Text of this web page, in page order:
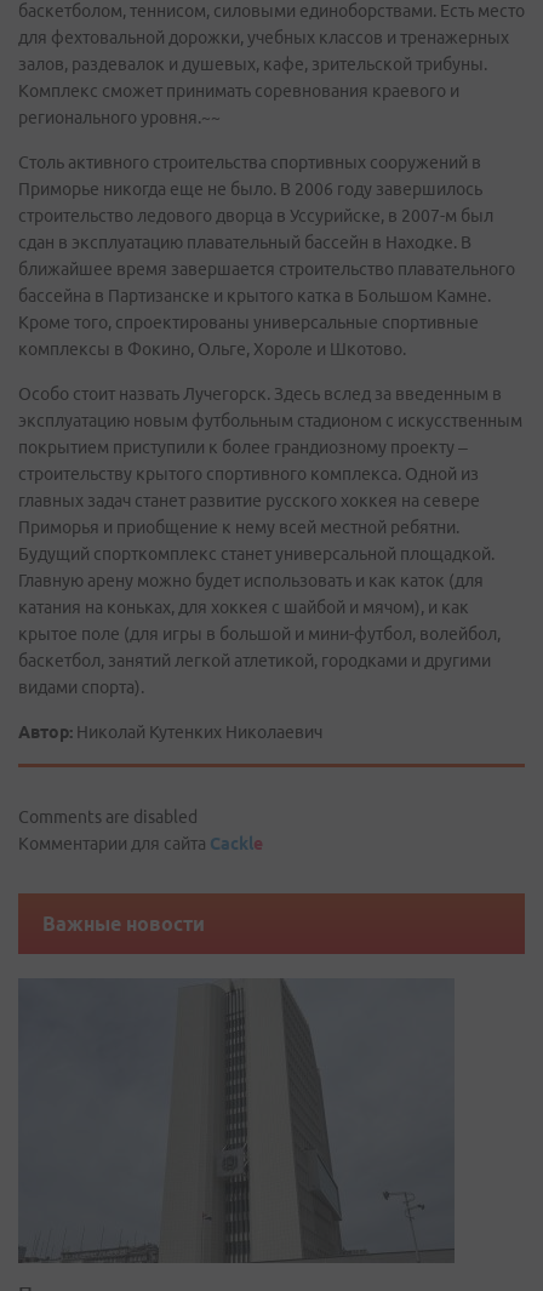
баскетболом, теннисом, силовыми единоборствами. Есть место
для фехтовальной дорожки, учебных классов и тренажерных
залов, раздевалок и душевых, кафе, зрительской трибуны.
Комплекс сможет принимать соревнования краевого и
регионального уровня.~~
Столь активного строительства спортивных сооружений в
Приморье никогда еще не было. В 2006 году завершилось
строительство ледового дворца в Уссурийске, в 2007-м был
сдан в эксплуатацию плавательный бассейн в Находке. В
ближайшее время завершается строительство плавательного
бассейна в Партизанске и крытого катка в Большом Камне.
Кроме того, спроектированы универсальные спортивные
комплексы в Фокино, Ольге, Хороле и Шкотово.
Особо стоит назвать Лучегорск. Здесь вслед за введенным в
эксплуатацию новым футбольным стадионом с искусственным
покрытием приступили к более грандиозному проекту –
строительству крытого спортивного комплекса. Одной из
главных задач станет развитие русского хоккея на севере
Приморья и приобщение к нему всей местной ребятни.
Будущий спорткомплекс станет универсальной площадкой.
Главную арену можно будет использовать и как каток (для
катания на коньках, для хоккея с шайбой и мячом), и как
крытое поле (для игры в большой и мини-футбол, волейбол,
баскетбол, занятий легкой атлетикой, городками и другими
видами спорта).
Автор: Николай Кутенких Николаевич
Comments are disabled
Комментарии для сайта Cackle
Важные новости